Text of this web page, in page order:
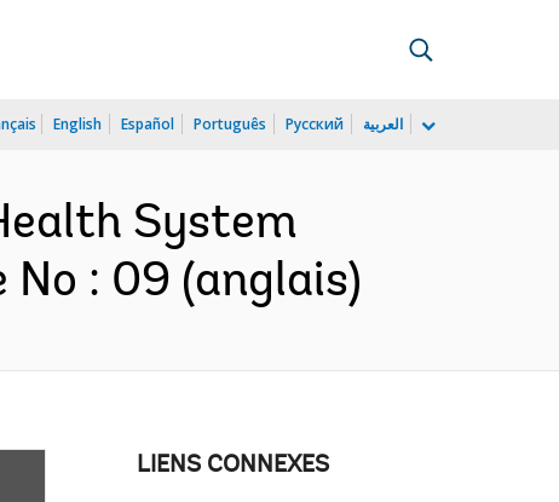
English Español Português Русский العربية
System
: 09 (anglais)
LIENS CONNEXES